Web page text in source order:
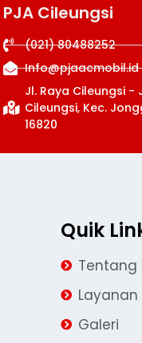
PJA Cileungsi
(021) 80488252
Info@pjaacmobil.id
Jl. Raya Cileungsi -
Cileungsi, Kec.
16820
Quik
Tentang
Layanan
Galeri